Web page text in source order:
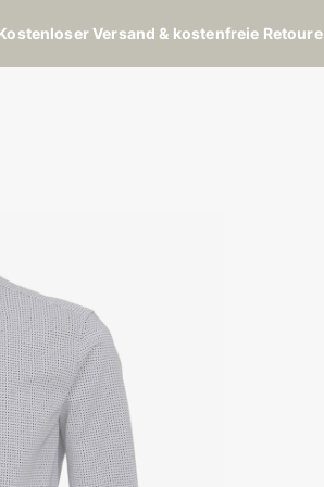
Versand & kostenfreie Retoure